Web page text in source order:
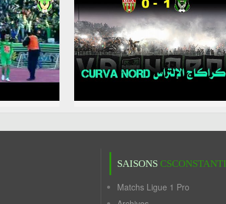
SAISONS
Matchs Ligue 1 Pro